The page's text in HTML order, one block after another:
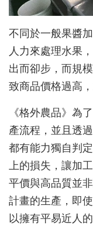
不同於一般果醬加
人力來處理水果，
出而卻步，而規
致商品價格過高
《格外農品》為
產流程，並且透
都有能力獨自判
上的損失，讓加
平價與高品質並
計畫的生產，即
以擁有平易近人